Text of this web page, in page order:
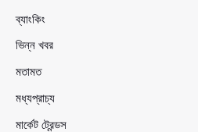
ব্যাংকিং
ভিন্ন খবর
মতামত
মধ্যপ্রাচ্য
মার্কেট ট্রেন্ডস